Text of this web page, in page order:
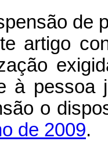
de
artigo
à pessoa
o
de 2009.